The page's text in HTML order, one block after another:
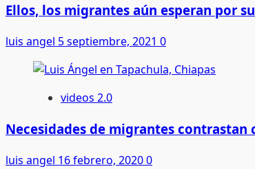
Ellos, los migrantes aún esperan por
luis angel 5 septiembre, 2021 0
videos 2.0
Necesidades de migrantes
luis angel 16 febrero, 20200